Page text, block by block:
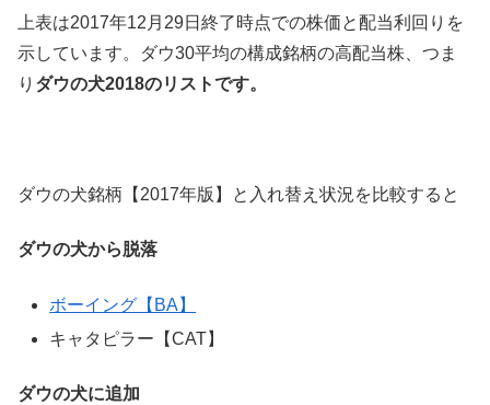
上表は2017年12月29日終了時点での株価と配当利回りを
示しています。ダウ30平均の構成銘柄の高配当株、つま
り ダウの犬2018のリストです。
ダウの犬銘柄【2017年版】と入れ替え状況を比較すると
ダウの犬から脱落
ボーイング【BA】
キャタピラー【CAT】
ダウの犬に追加